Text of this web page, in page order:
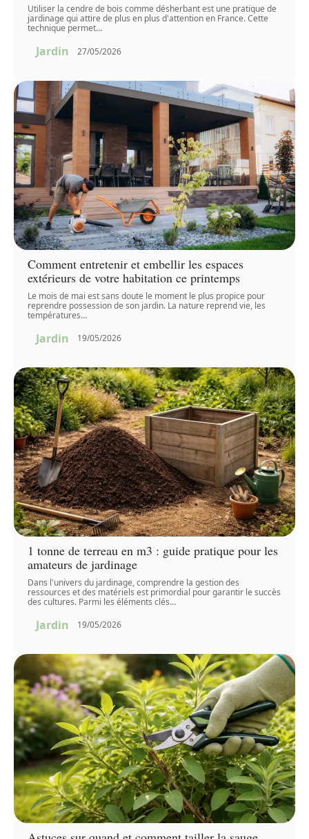
Utiliser la cendre de bois comme désherbant est une pratique de
jardinage qui attire de plus en plus d'attention en France. Cette
technique permet…
Jardin 27/05/2026
Comment entretenir et embellir les espaces
extérieurs de votre habitation ce printemps
Le mois de mai est sans doute le moment le plus propice pour
reprendre possession de son jardin. La nature reprend vie, les
températures…
Jardin 19/05/2026
1 tonne de terreau en m3 : guide pratique pour les
amateurs de jardinage
Dans l'univers du jardinage, comprendre la gestion des
ressources et des matériels est primordial pour garantir le succès
des cultures. Parmi les éléments clés…
Jardin 19/05/2026